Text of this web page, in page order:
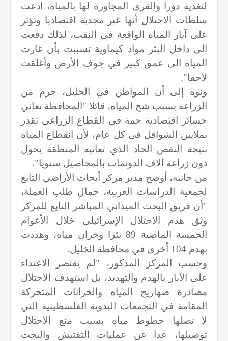
لتغذية دورا والقرى المجاورة لها بالمياه، ادعت
سلطات الاحتلال أنها غير مجدية اقتصاديا وتؤثر
على آبار المياه الواقعة في النقب، لذلك دفعت
الى داخل البئر مواد كيماوية تسببت بأن غارت
المياه الى عمق كبير في جوف الأرض وأغلقت
لاحقا".
ونوه إلى أن المواطن في الخليل، حرم من
الزراعة بسبب شح المياه، قائلا "المحافظة تعاني
خسائر اقتصادية جمة في القطاع الزراعي تقدر
بملايين الشواقل في كل عام، لأن انقطاع المياه
نتيجة النقص الحاد الذي تعانيه المنطقة يحول
دون زراعة آلاف الدونمات بالمحاصيل سنويا".
من جانبه، أوضح مدير مركز أبحاث الأراضي التابع
لجمعية الدراسات العربية، جمال طلب العملة،
"أن فريق البحث الميداني المباشر التابع للمركز
وثق هدم الاحتلال الإسرائيلي خلال الأعوام
الخمسة الماضية 89 بئرا وخزان مياه، وهددت
بهدم 104 أخرى في محافظة الخليل.
وحسب المركز المذكور، "لم يقتصر الاعتداء
على الآبار بالهدم والتهديد، بل استهدف الاحتلال
مصادرة صهاريج المياه والخزانات المتحركة
المقامة في التجمعات البدوية الفلسطينية التي
لا تصلها خطوط مياه بسبب منع الاحتلال
توصيلها، عدا عن عمليات التفتيش والبحث